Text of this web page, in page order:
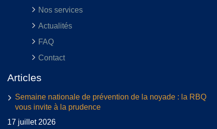
Nos services
Actualités
FAQ
Contact
Articles
Semaine nationale de prévention de la noyade : la RBQ
vous invite à la prudence
17 juillet 2026